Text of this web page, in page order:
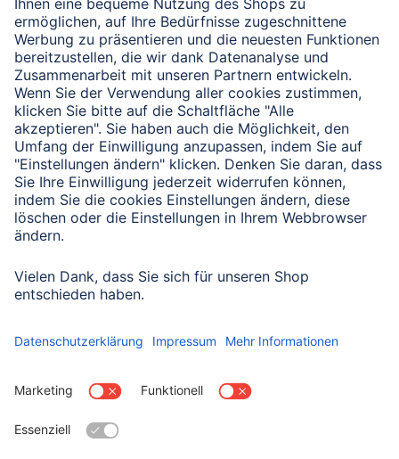
Verbleibende Zeichen: 1000/ 1000
Senden
Mit Absenden des Formulars bestätigen Sie, dass Sie unsere
Datenschutzbestimmungen zur Formulardatenverarbeitung zur
Datenschutz